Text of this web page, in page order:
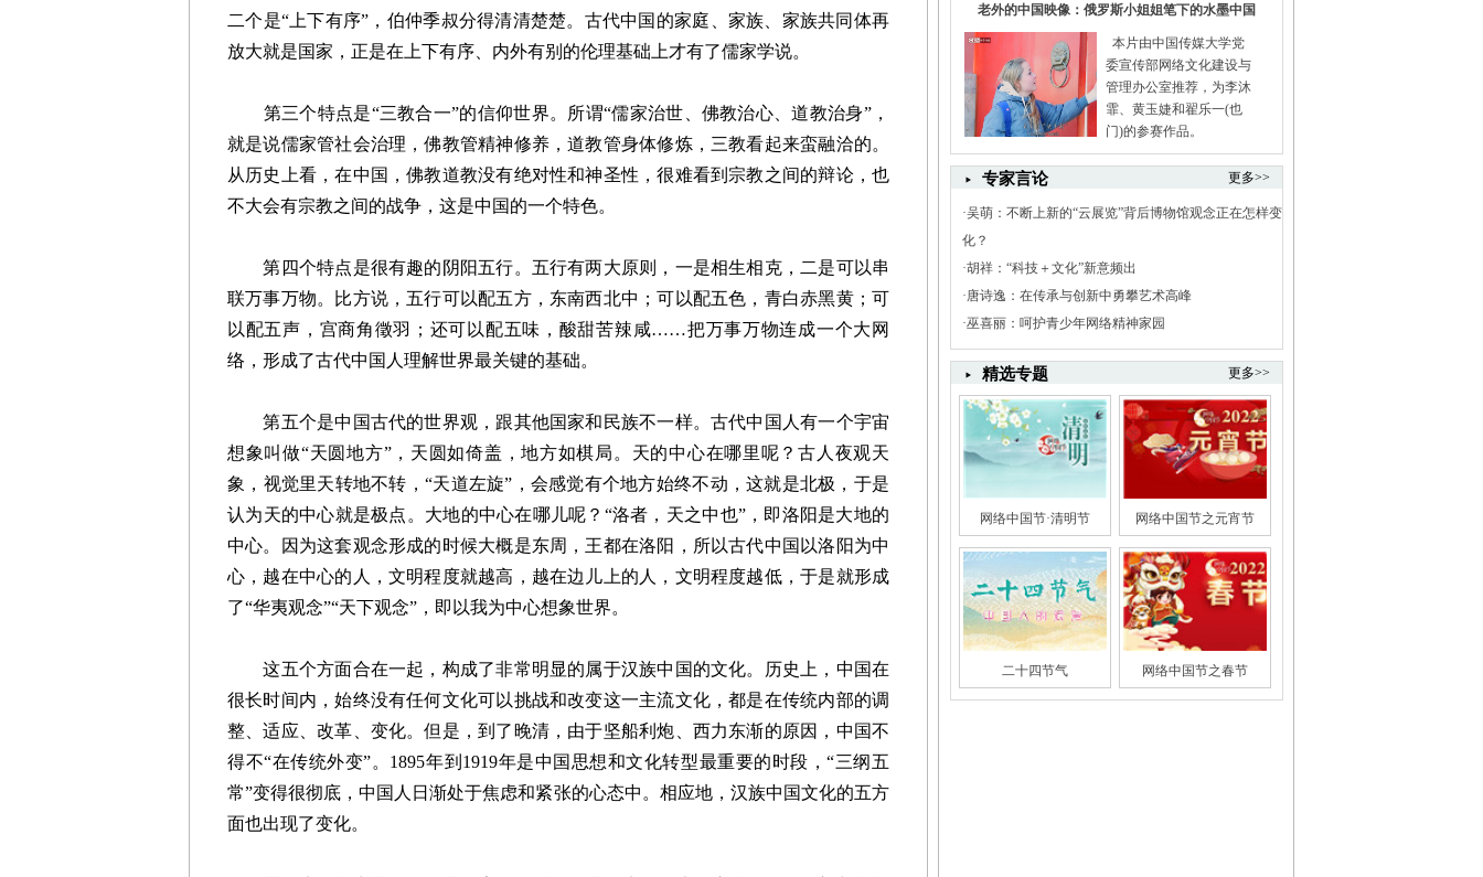
二个是“上下有序”，伯仲季叔分得清清楚楚。古代中国的家庭、家族、家族共同体再
放大就是国家，正是在上下有序、内外有别的伦理基础上才有了儒家学说。
第三个特点是“三教合一”的信仰世界。所谓“儒家治世、佛教治心、道教治身”，
就是说儒家管社会治理，佛教管精神修养，道教管身体修炼，三教看起来蛮融洽的。
从历史上看，在中国，佛教道教没有绝对性和神圣性，很难看到宗教之间的辩论，也
不大会有宗教之间的战争，这是中国的一个特色。
第四个特点是很有趣的阴阳五行。五行有两大原则，一是相生相克，二是可以串
联万事万物。比方说，五行可以配五方，东南西北中；可以配五色，青白赤黑黄；可
以配五声，宫商角徵羽；还可以配五味，酸甜苦辣咸……把万事万物连成一个大网
络，形成了古代中国人理解世界最关键的基础。
第五个是中国古代的世界观，跟其他国家和民族不一样。古代中国人有一个宇宙
想象叫做“天圆地方”，天圆如倚盖，地方如棋局。天的中心在哪里呢？古人夜观天
象，视觉里天转地不转，“天道左旋”，会感觉有个地方始终不动，这就是北极，于是
认为天的中心就是极点。大地的中心在哪儿呢？“洛者，天之中也”，即洛阳是大地的
中心。因为这套观念形成的时候大概是东周，王都在洛阳，所以古代中国以洛阳为中
心，越在中心的人，文明程度就越高，越在边儿上的人，文明程度越低，于是就形成
了“华夷观念”“天下观念”，即以我为中心想象世界。
这五个方面合在一起，构成了非常明显的属于汉族中国的文化。历史上，中国在
很长时间内，始终没有任何文化可以挑战和改变这一主流文化，都是在传统内部的调
整、适应、改革、变化。但是，到了晚清，由于坚船利炮、西力东渐的原因，中国不
得不“在传统外变”。1895年到1919年是中国思想和文化转型最重要的时段，“三纲五
常”变得很彻底，中国人日渐处于焦虑和紧张的心态中。相应地，汉族中国文化的五方
面也出现了变化。
老外的中国映像：俄罗斯小姐姐笔下的水墨中国
本片由中国传媒大学党
委宣传部网络文化建设与
管理办公室推荐，为李沐
霏、黄玉婕和翟乐一(也
门)的参赛作品。
专家言论 更多>>
·吴萌：不断上新的“云展览”背后博物馆观念正在怎样变
化？
·胡祥：“科技＋文化”新意频出
·唐诗逸：在传承与创新中勇攀艺术高峰
·巫喜丽：呵护青少年网络精神家园
精选专题 更多>>
网络中国节·清明节 网络中国节之元宵节
二十四节气 网络中国节之春节